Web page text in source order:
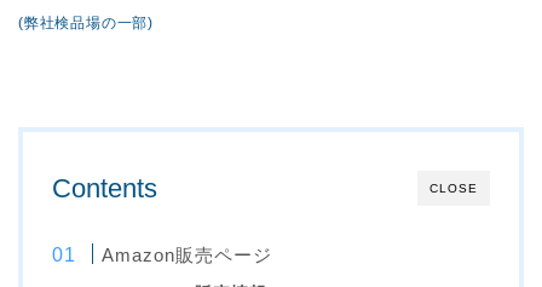
(弊社検品場の一部)
CLOSE
Contents
Amazon販売ページ